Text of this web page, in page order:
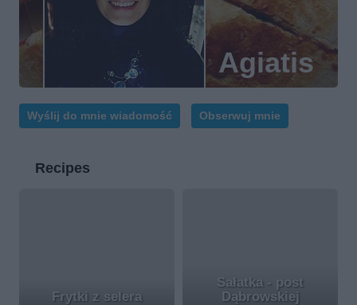
Agiatis
Wyślij do mnie wiadomość Obserwuj mnie
Recipes
Frytki z selera
Sałatka - post
Dąbrowskiej